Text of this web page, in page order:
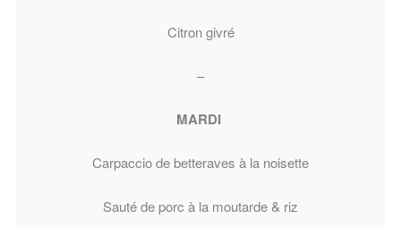
Citron givré
–
MARDI
Carpaccio de betteraves à la noisette
Sauté de porc à la moutarde & riz